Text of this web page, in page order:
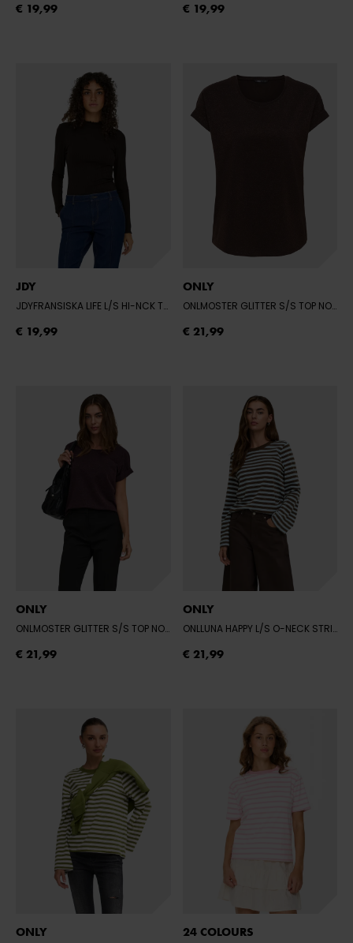
€ 19,99 € 19,99
JDY
JDYFRANSISKA LIFE L/S HI-NCK TOP JR - BLACK COFFEE
€ 19,99
ONLY
ONLMOSTER GLITTER S/S TOP NOOS JRS
€ 21,99
ONLY
ONLMOSTER GLITTER S/S TOP NOOS JRS - FUDGE/TONE IN TONE LUREX
€ 21,99
ONLY
ONLLUNA HAPPY L/S O-NECK STRIPE TEE
€ 21,99
ONLY 24 COLOURS